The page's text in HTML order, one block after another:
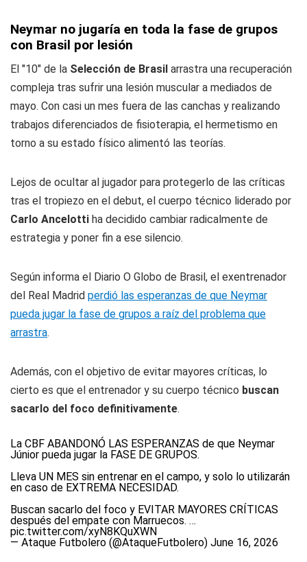
Neymar no jugaría en toda la fase de grupos
con Brasil por lesión
El "10" de la Selección de Brasil arrastra una recuperación
compleja tras sufrir una lesión muscular a mediados de
mayo. Con casi un mes fuera de las canchas y realizando
trabajos diferenciados de fisioterapia, el hermetismo en
torno a su estado físico alimentó las teorías.
Lejos de ocultar al jugador para protegerlo de las críticas
tras el tropiezo en el debut, el cuerpo técnico liderado por
Carlo Ancelotti ha decidido cambiar radicalmente de
estrategia y poner fin a ese silencio.
Según informa el Diario O Globo de Brasil, el exentrenador
del Real Madrid perdió las esperanzas de que Neymar
pueda jugar la fase de grupos a raíz del problema que
arrastra.
Además, con el objetivo de evitar mayores críticas, lo
cierto es que el entrenador y su cuerpo técnico buscan
sacarlo del foco definitivamente.
La CBF ABANDONÓ LAS ESPERANZAS de que Neymar
Júnior pueda jugar la FASE DE GRUPOS.
Lleva UN MES sin entrenar en el campo, y solo lo utilizarán
en caso de EXTREMA NECESIDAD.
Buscan sacarlo del foco y EVITAR MAYORES CRÍTICAS
después del empate con Marruecos. …
pic.twitter.com/xyN8KQuXWN
— Ataque Futbolero (@AtaqueFutbolero) June 16, 2026